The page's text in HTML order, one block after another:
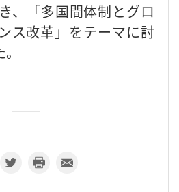
、「多国間体制とグロ
ス改革」をテーマに討